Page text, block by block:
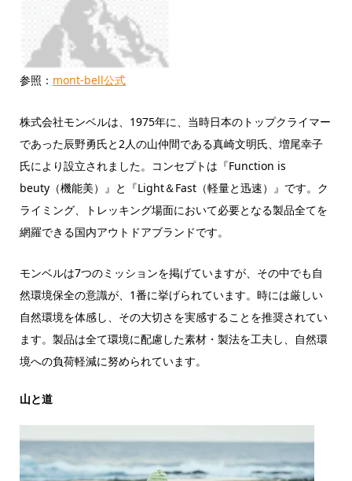
参照： mont-bell公式
株式会社モンベルは、1975年に、当時日本のトップクライマー
であった辰野勇氏と2人の山仲間である真崎文明氏、増尾幸子
氏により設立されました。コンセプトは『Function is
beuty（機能美）』と『Light＆Fast（軽量と迅速）』です。ク
ライミング、トレッキング場面において必要となる製品全てを
網羅できる国内アウトドアブランドです。
モンベルは7つのミッションを掲げていますが、その中でも自
然環境保全の意識が、1番に挙げられています。時には厳しい
自然環境を体感し、その大切さを実感することを推奨されてい
ます。製品は全て環境に配慮した素材・製法を工夫し、自然環
境への負荷軽減に努められています。
山と道